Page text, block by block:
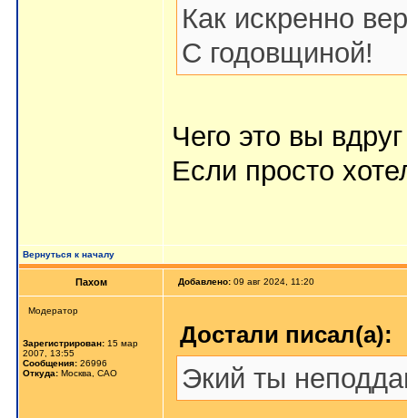
Как искренно
С годовщиной!
Чего это вы
Если просто
Вернуться к началу
Пахом Добавлено: 09 авг 2024, 11:20
Мoдератор
Зарегистрирован: 15 мар
2007, 13:55
Сообщения: 26996
Откуда: Москва, САО
Достали писал(а):
Экий ты